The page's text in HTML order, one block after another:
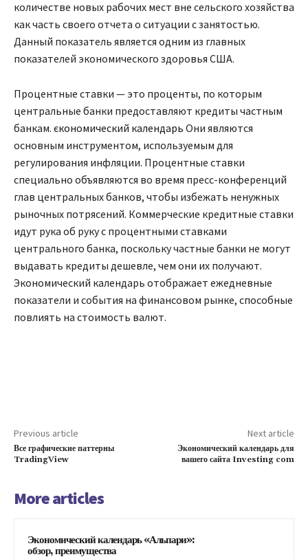
количестве новых рабочих мест вне сельского хозяйства
как часть своего отчета о ситуации с занятостью.
Данный показатель является одним из главных
показателей экономического здоровья США.
Процентные ставки — это проценты, по которым
центральные банки предоставляют кредиты частным
банкам. єкономический календарь Они являются
основным инструментом, используемым для
регулирования инфляции. Процентные ставки
специально объявляются во время пресс-конференций
глав центральных банков, чтобы избежать ненужных
рыночных потрясений. Коммерческие кредитные ставки
идут рука об руку с процентными ставками
центрального банка, поскольку частные банки не могут
выдавать кредиты дешевле, чем они их получают.
Экономический календарь отображает ежедневные
показатели и события на финансовом рынке, способные
повлиять на стоимость валют.
Previous article
Все графические паттерны
TradingView
Next article
Экономический календарь для
вашего сайта Investing com
More articles
Экономический календарь «Альпари»:
обзор, преимущества